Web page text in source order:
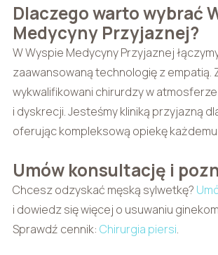
Dlaczego warto wybrać
Medycyny Przyjaznej?
W Wyspie Medycyny Przyjaznej
zaawansowaną technologię z empatią.
wykwalifikowani chirurdzy w
i dyskrecji. Jesteśmy kliniką przyjazną
oferując kompleksową opiekę
Umów konsultację i
Chcesz odzyskać męską sylwetkę?
i dowiedz się więcej o usuwaniu
Sprawdź cennik: Chirurgia piersi.